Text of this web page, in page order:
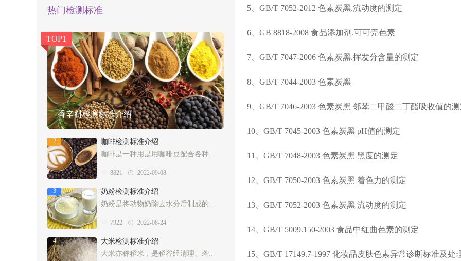
热门检测标准
TOP1
香辛料检测标准介绍
2
咖啡检测标准介绍
咖啡是一种用是用咖啡豆配合各种...
8821 2022-09-08
3
奶粉检测标准介绍
奶粉是将动物奶除去水分后制成的...
7922 2022-08-24
4
大米检测标准介绍
大米亦称稻米，是稻谷经清理、砻...
5、GB/T 7052-2012 色素炭黑.流动度的测定
6、GB 8818-2008 食品添加剂.可可壳色素
7、GB/T 7047-2006 色素炭黑.挥发分含量的测定
8、GB/T 7044-2003 色素炭黑
9、GB/T 7046-2003 色素炭黑 邻苯二甲酸二丁酯吸收值的
10、GB/T 7045-2003 色素炭黑 pH值的测定
11、GB/T 7048-2003 色素炭黑 黑度的测定
12、GB/T 7050-2003 色素炭黑 着色力的测定
13、GB/T 7052-2003 色素炭黑 流动度的测定
14、GB/T 5009.150-2003 食品中红曲色素的测定
15、GB/T 17149.7-1997 化妆品皮肤色素异常诊断标准及处